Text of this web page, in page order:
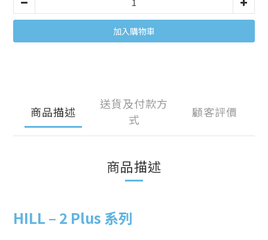
加入購物車
商品描述
送貨及付款方
式
顧客評價
商品描述
HILL – 2 Plus 系列